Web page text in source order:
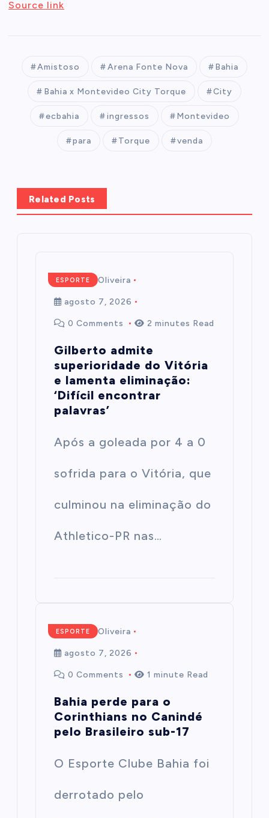
Source link
Amistoso Arena Fonte Nova Bahia
Bahia x Montevideo City Torque City
ecbahia ingressos Montevideo
para Torque venda
Related Posts
ESPORTE
Mairim de Oliveira
agosto 7, 2026
0 Comments 2 minutes Read
Gilberto admite
superioridade do Vitória
e lamenta eliminação:
‘Difícil encontrar
palavras’
Após a goleada por 4 a 0
sofrida para o Vitória, que
culminou na eliminação do
Athletico-PR nas…
ESPORTE
Mairim de Oliveira
agosto 7, 2026
0 Comments 1 minute Read
Bahia perde para o
Corinthians no Canindé
pelo Brasileiro sub-17
O Esporte Clube Bahia foi
derrotado pelo